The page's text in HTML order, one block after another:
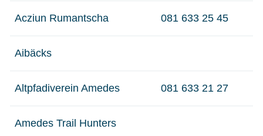
Acziun Rumantscha 081 633 25 45
Aibäcks
Altpfadiverein Amedes 081 633 21 27
Amedes Trail Hunters